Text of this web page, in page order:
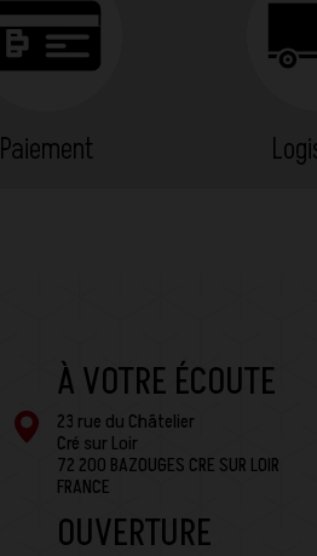
Paiement
À VOTRE ÉCOUTE
23 rue du Châtelier
Cré sur Loir
72 200 BAZOUGES CRE SUR LOIR
FRANCE
OUVERTURE